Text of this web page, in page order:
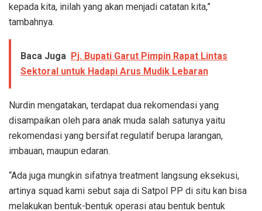
kepada kita, inilah yang akan menjadi catatan kita,”
tambahnya.
Baca Juga Pj. Bupati Garut Pimpin Rapat Lintas
Sektoral untuk Hadapi Arus Mudik Lebaran
Nurdin mengatakan, terdapat dua rekomendasi yang
disampaikan oleh para anak muda salah satunya yaitu
rekomendasi yang bersifat regulatif berupa larangan,
imbauan, maupun edaran.
“Ada juga mungkin sifatnya treatment langsung eksekusi,
artinya squad kami sebut saja di Satpol PP di situ kan bisa
melakukan bentuk-bentuk operasi atau bentuk bentuk